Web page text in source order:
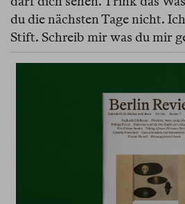
du die nächsten Tage nicht.
Stift. Schreib mir was du mir